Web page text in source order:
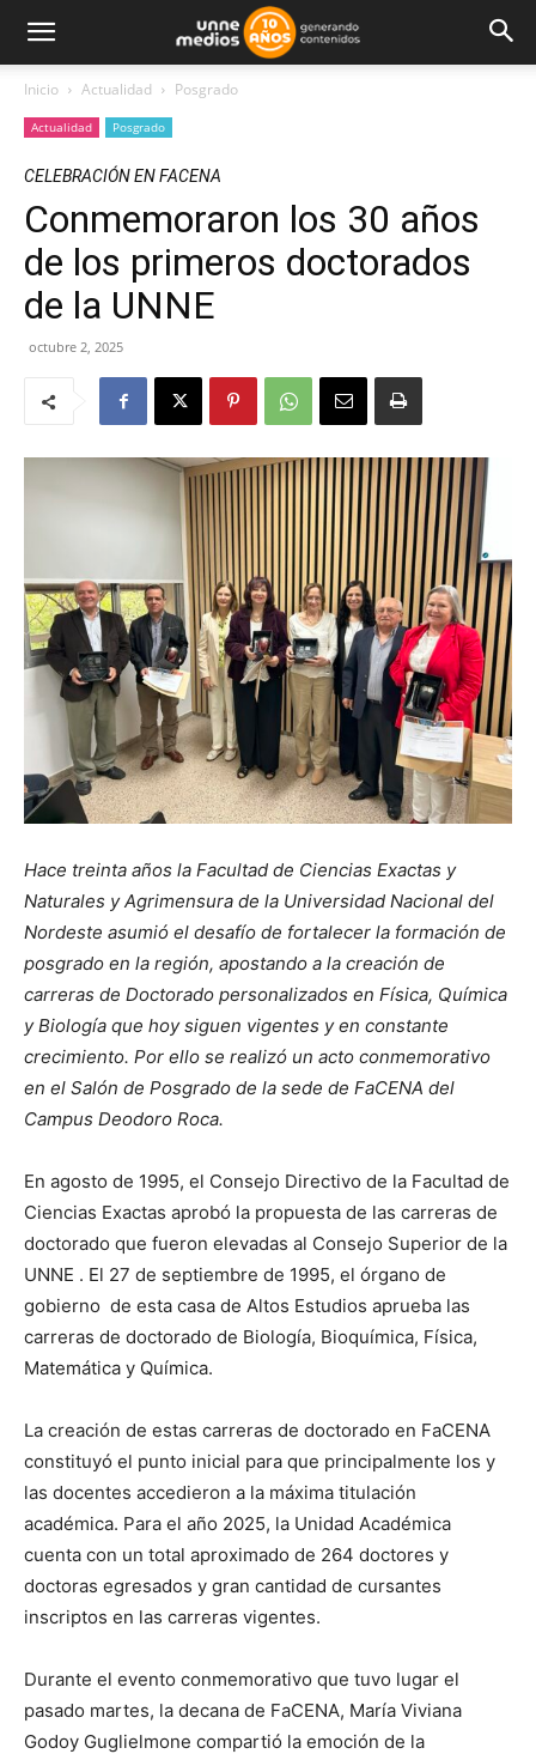
Inicio Actualidad Posgrado
Actualidad Posgrado
CELEBRACIÓN EN FACENA
Conmemoraron los 30 años
de los primeros doctorados
de la UNNE
octubre 2, 2025
Hace treinta años la Facultad de Ciencias Exactas y
Naturales y Agrimensura de la Universidad Nacional del
Nordeste asumió el desafío de fortalecer la formación de
posgrado en la región, apostando a la creación de
carreras de Doctorado personalizados en Física, Química
y Biología que hoy siguen vigentes y en constante
crecimiento. Por ello se realizó un acto conmemorativo
en el Salón de Posgrado de la sede de FaCENA del
Campus Deodoro Roca.
En agosto de 1995, el Consejo Directivo de la Facultad de
Ciencias Exactas aprobó la propuesta de las carreras de
doctorado que fueron elevadas al Consejo Superior de la
UNNE . El 27 de septiembre de 1995, el órgano de
gobierno de esta casa de Altos Estudios aprueba las
carreras de doctorado de Biología, Bioquímica, Física,
Matemática y Química.
La creación de estas carreras de doctorado en FaCENA
constituyó el punto inicial para que principalmente los y
las docentes accedieron a la máxima titulación
académica. Para el año 2025, la Unidad Académica
cuenta con un total aproximado de 264 doctores y
doctoras egresados y gran cantidad de cursantes
inscriptos en las carreras vigentes.
Durante el evento conmemorativo que tuvo lugar el
pasado martes, la decana de FaCENA, María Viviana
Godoy Guglielmone compartió la emoción de la